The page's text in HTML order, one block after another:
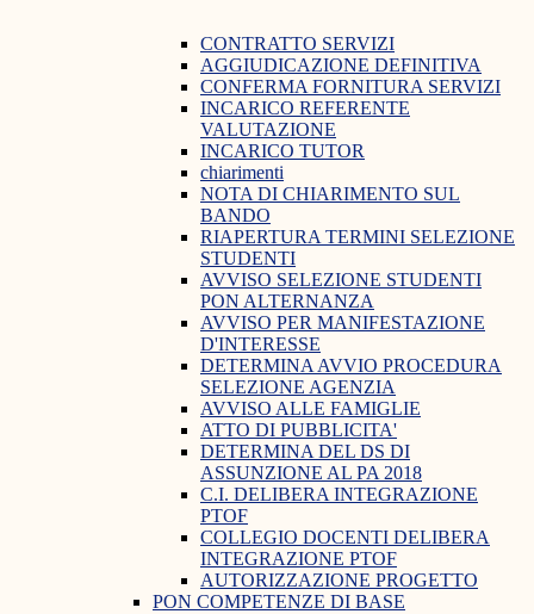
CONTRATTO SERVIZI
AGGIUDICAZIONE DEFINITIVA
CONFERMA FORNITURA SERVIZI
INCARICO REFERENTE
VALUTAZIONE
INCARICO TUTOR
chiarimenti
NOTA DI CHIARIMENTO SUL
BANDO
RIAPERTURA TERMINI SELEZIONE
STUDENTI
AVVISO SELEZIONE STUDENTI
PON ALTERNANZA
AVVISO PER MANIFESTAZIONE
D'INTERESSE
DETERMINA AVVIO PROCEDURA
SELEZIONE AGENZIA
AVVISO ALLE FAMIGLIE
ATTO DI PUBBLICITA'
DETERMINA DEL DS DI
ASSUNZIONE AL PA 2018
C.I. DELIBERA INTEGRAZIONE
PTOF
COLLEGIO DOCENTI DELIBERA
INTEGRAZIONE PTOF
AUTORIZZAZIONE PROGETTO
PON COMPETENZE DI BASE